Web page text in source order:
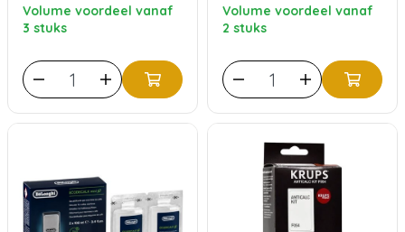
Volume voordeel vanaf
3 stuks
Volume voordeel vanaf
2 stuks